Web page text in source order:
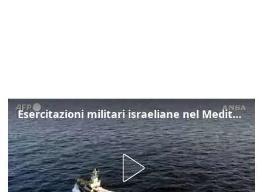
Esercitazioni militari israeliane nel Mediterraneo e nel Mar Rosso